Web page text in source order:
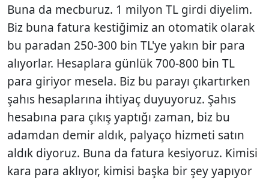
Buna da mecburuz. 1 milyon TL girdi diyelim.
Biz buna fatura kestiğimiz an otomatik olarak
bu paradan 250-300 bin TL'ye yakın bir para
alıyorlar. Hesaplara günlük 700-800 bin TL
para giriyor mesela. Biz bu parayı çıkartırken
şahıs hesaplarına ihtiyaç duyuyoruz. Şahıs
hesabına para çıkış yaptığı zaman, biz bu
adamdan demir aldık, palyaço hizmeti satın
aldık diyoruz. Buna da fatura kesiyoruz. Kimisi
kara para aklıyor, kimisi başka bir şey yapıyor